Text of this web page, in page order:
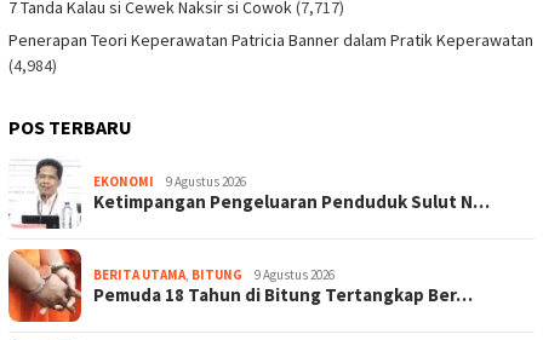
7 Tanda Kalau si Cewek Naksir si Cowok(7,717)
Penerapan Teori Keperawatan Patricia Banner dalam Pratik Keperawatan
(4,984)
POS TERBARU
EKONOMI 9 Agustus 2026
Ketimpangan Pengeluaran Penduduk Sulut N…
BERITA UTAMA, BITUNG 9 Agustus 2026
Pemuda 18 Tahun di Bitung Tertangkap Ber…